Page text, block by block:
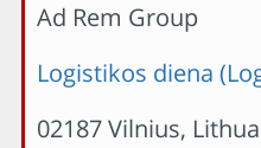
Ad Rem Group
Logistikos diena
02187 Vilnius,